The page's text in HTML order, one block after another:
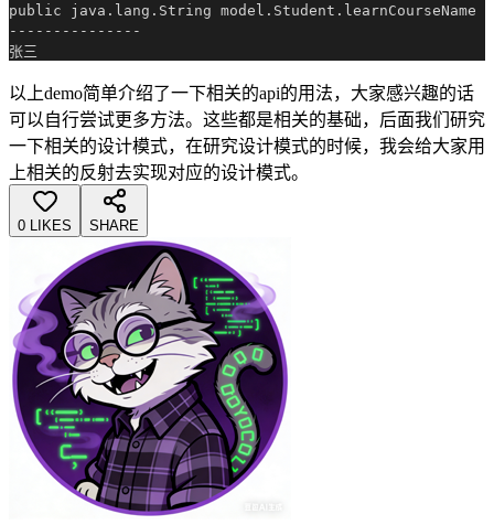
public java.lang.String model.Student.learnCourseName
---------------
以上demo简单介绍了一下相关的api的用法，大家感兴趣的话
可以自行尝试更多方法。这些都是相关的基础，后面我们研究
一下相关的设计模式，在研究设计模式的时候，我会给大家用
上相关的反射去实现对应的设计模式。
0 LIKES SHARE